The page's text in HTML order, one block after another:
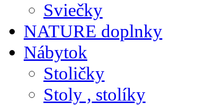
Sviečky
NATURE doplnky
Nábytok
Stoličky
Stoly , stolíky